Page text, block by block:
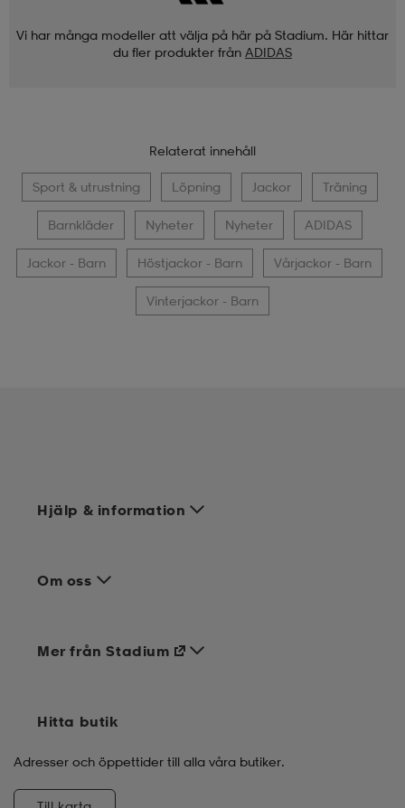
Vi har många modeller att välja på här på Stadium. Här hittar
du fler produkter från ADIDAS
Relaterat innehåll
Sport & utrustning Löpning Jackor Träning
Barnkläder Nyheter Nyheter ADIDAS
Jackor - Barn Höstjackor - Barn Vårjackor - Barn
Vinterjackor - Barn
Hjälp & information
Om oss
Mer från Stadium
Hitta butik
Adresser och öppettider till alla våra butiker.